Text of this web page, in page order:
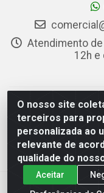
O nosso site
terceiros para
personalizada ao
relevante de
qualidade do
Aceitar
Atendimento
12h e
MBS PEÇAS
SOUZA, 78 - PQ
BERTE,